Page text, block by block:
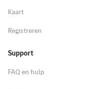
Kaart
Registreren
Support
FAQ en hulp